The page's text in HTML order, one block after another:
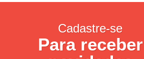
Cadastre-se
Para receber